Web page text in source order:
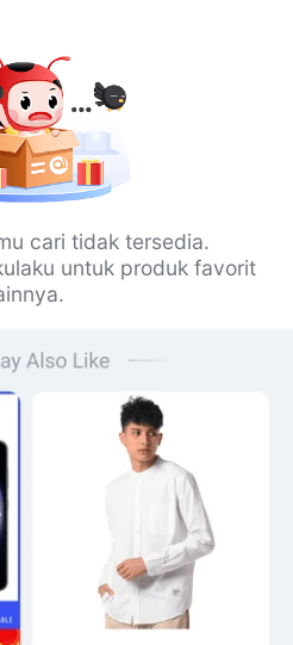
cari tidak tersedia.
untuk produk favorit